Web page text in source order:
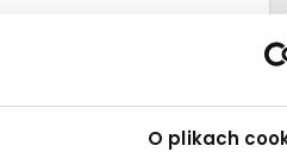
O plikach
i promocyjnych;
i szkoleniową;
dla kadry kierowniczej,